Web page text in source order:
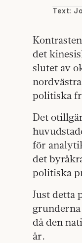
Text:
det
slutet av
politiska
Det
för
det
politiska
Just detta
grunderna
då den
år.